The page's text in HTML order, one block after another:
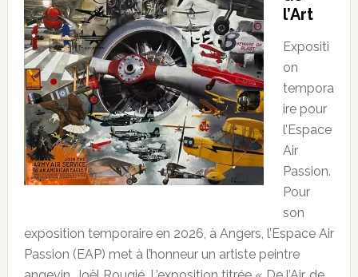
l’Art
Expositi
on
tempora
ire pour
l’Espace
Air
Passion.
Pour
son
exposition temporaire en 2026, à Angers, l’Espace Air
Passion (EAP) met à l’honneur un artiste peintre